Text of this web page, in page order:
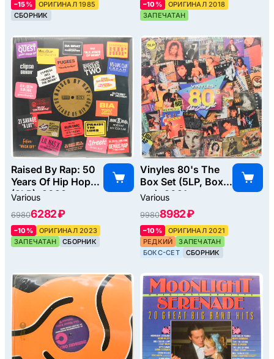
–15%
ОРИГИНАЛ 1985
СБОРНИК
–10%
ОРИГИНАЛ 2018
ЗАПЕЧАТАН
Raised By Rap: 50
Years Of Hip Hop
(2LP), 2023
Various
69806282 ₽
–10%
ОРИГИНАЛ 2023
ЗАПЕЧАТАН
СБОРНИК
Vinyles 80's The
Box Set (5LP, Box-
set), 2021
Various
99808982 ₽
–10%
ОРИГИНАЛ 2021
РЕДКИЙ
ЗАПЕЧАТАН
БОКС-СЕТ
СБОРНИК